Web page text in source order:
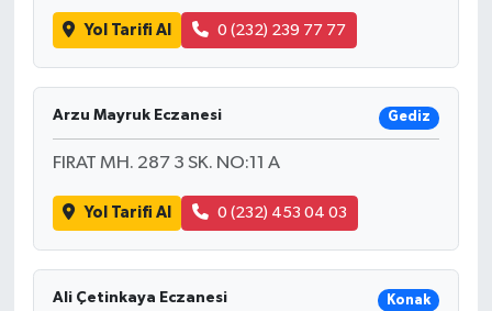
Yol Tarifi Al 0 (232) 239 77 77
Arzu Mayruk Eczanesi Gediz
FIRAT MH. 287 3 SK. NO:11 A
Yol Tarifi Al 0 (232) 453 04 03
Ali Çetinkaya Eczanesi Konak